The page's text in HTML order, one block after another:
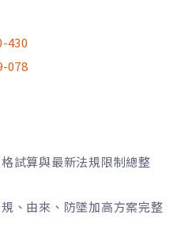
430
078
試算與最新法規限制總整
、由來、防墜加高方案完整